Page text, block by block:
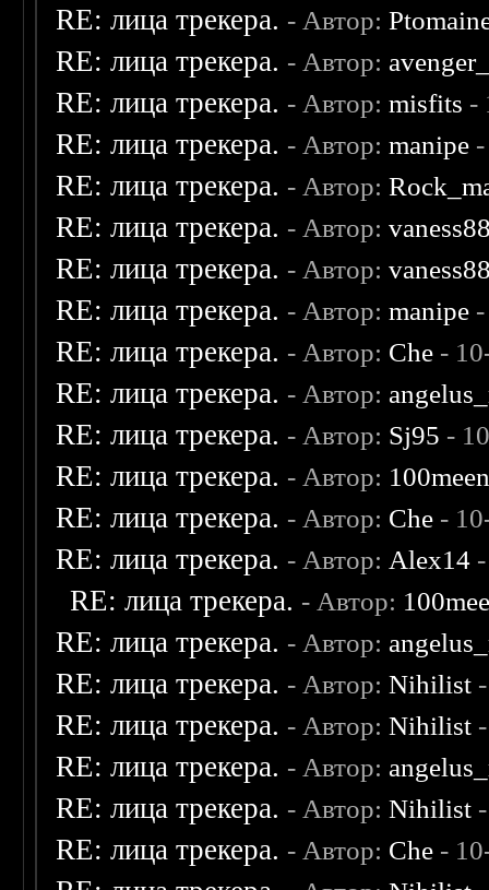
RE: лица трекера. - Автор:
RE: лица трекера. - Автор:
RE: лица трекера. - Автор:misfits -
RE: лица трекера. - Автор:manipe
RE: лица трекера. - Автор:
RE: лица трекера. - Автор:
RE: лица трекера. - Автор:
RE: лица трекера. - Автор:manipe
RE: лица трекера. - Автор: Che -
RE: лица трекера. - Автор:
RE: лица трекера. - Автор: Sj95 -
RE: лица трекера. - Автор:
RE: лица трекера. - Автор: Che -
RE: лица трекера. - Автор: Alex14
RE: лица трекера. - Автор:
RE: лица трекера. - Автор:
RE: лица трекера. - Автор:Nihilist
RE: лица трекера. - Автор:Nihilist
RE: лица трекера. - Автор:
RE: лица трекера. - Автор:Nihilist
RE: лица трекера. - Автор: Che -